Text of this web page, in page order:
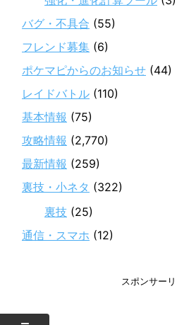
バグ・不具合 (55)
フレンド募集 (6)
ポケマピからのお知らせ (44)
レイドバトル (110)
基本情報 (75)
攻略情報 (2,770)
最新情報 (259)
裏技・小ネタ (322)
裏技 (25)
通信・スマホ (12)
スポンサー